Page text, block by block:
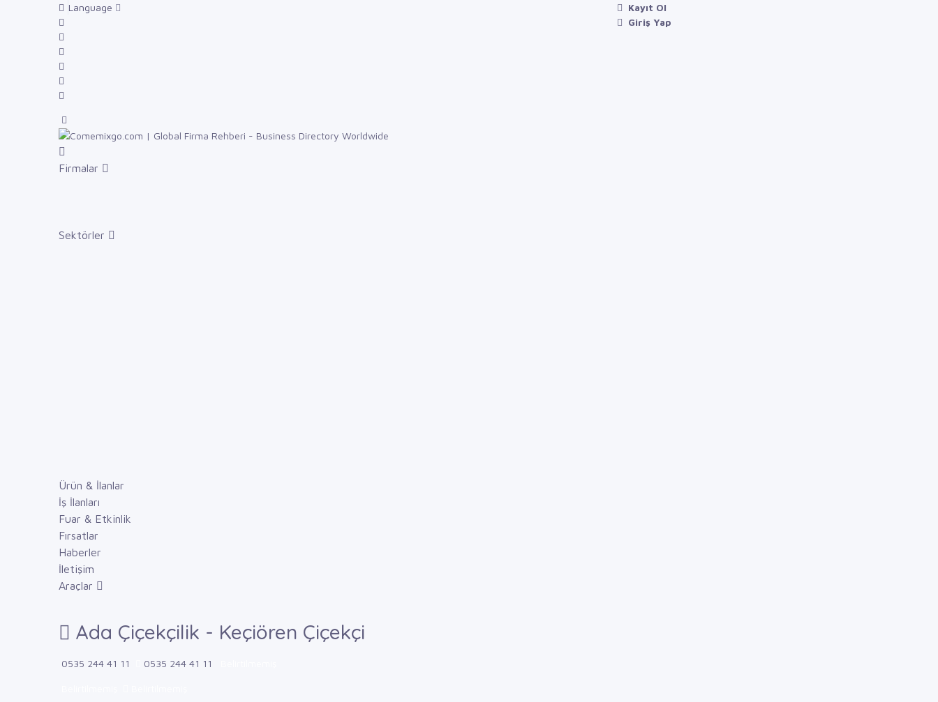
Language
Kayıt Ol
Giriş Yap
Firmalar
Sektörler
Ürün & İlanlar
İş İlanları
Fuar & Etkinlik
Fırsatlar
Haberler
İletişim
Araçlar
Ada Çiçekçilik - Keçiören Çiçekçi
0535 244 41 11 0535 244 41 11